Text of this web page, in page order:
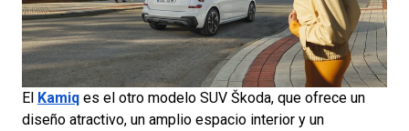
El Kamiq es el otro modelo SUV Škoda, que ofrece un
diseño atractivo, un amplio espacio interior y un